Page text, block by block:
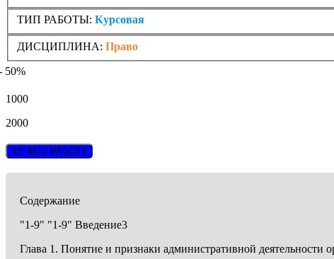
ТИП РАБОТЫ: Курсовая
ДИСЦИПЛИНА: Право
50%
1000
2000
КУПИТЬ РАБОТУ
Содержание
"1-9" "1-9" Введение3
Глава 1. Понятие и признаки административной деятельности